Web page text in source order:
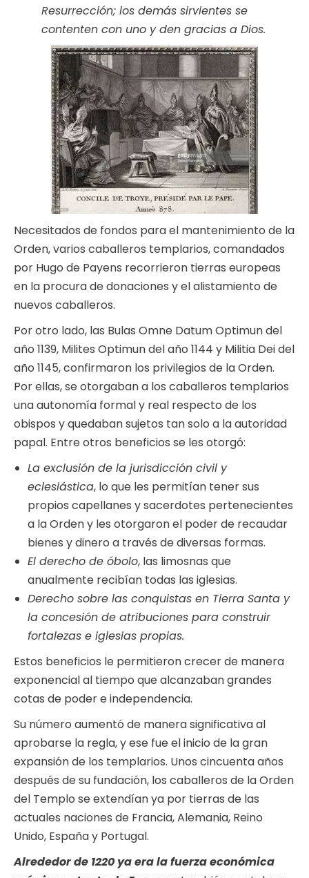
Resurrección; los demás sirvientes se
contenten con uno y den gracias a Dios.
Necesitados de fondos para el mantenimiento de la
Orden, varios caballeros templarios, comandados
por Hugo de Payens recorrieron tierras europeas
en la procura de donaciones y el alistamiento de
nuevos caballeros.
Por otro lado, las Bulas Omne Datum Optimun del
año 1139, Milites Optimun del año 1144 y Militia Dei del
año 1145, confirmaron los privilegios de la Orden.
Por ellas, se otorgaban a los caballeros templarios
una autonomía formal y real respecto de los
obispos y quedaban sujetos tan solo a la autoridad
papal. Entre otros beneficios se les otorgó:
La exclusión de la jurisdicción civil y
eclesiástica, lo que les permitían tener sus
propios capellanes y sacerdotes pertenecientes
a la Orden y les otorgaron el poder de recaudar
bienes y dinero a través de diversas formas.
El derecho de óbolo, las limosnas que
anualmente recibían todas las iglesias.
Derecho sobre las conquistas en Tierra Santa y
la concesión de atribuciones para construir
fortalezas e iglesias propias.
Estos beneficios le permitieron crecer de manera
exponencial al tiempo que alcanzaban grandes
cotas de poder e independencia.
Su número aumentó de manera significativa al
aprobarse la regla, y ese fue el inicio de la gran
expansión de los templarios. Unos cincuenta años
después de su fundación, los caballeros de la Orden
del Templo se extendían ya por tierras de las
actuales naciones de Francia, Alemania, Reino
Unido, España y Portugal.
Alrededor de 1220 ya era la fuerza económica